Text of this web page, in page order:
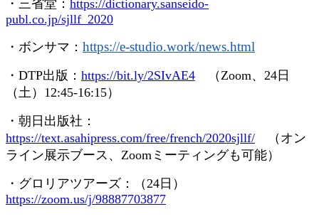
・三省堂： https://dictionary.sanseido-
publ.co.jp/sjllf_2020
・ボンサマ： https://e-studio.work/news.html
・ DTP出版： https://bit.ly/2SIvAE4 （Zoom、 24 日
（土） 12:45-16:15）
・朝日出版社：
https://text.asahipress.com/free/french/2020sjllf/ （オン
ライン展示ブース、 Zoom ミーティングも可能）
・グロリアツアーズ：（24 日）
https://zoom.us/j/98887703877